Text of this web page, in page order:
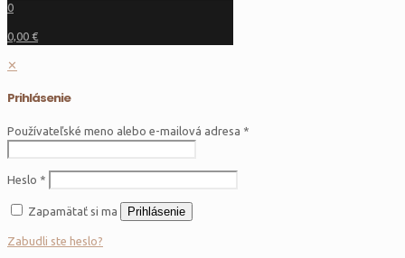
0
0,00 €
✕
Prihlásenie
Používateľské meno alebo e-mailová adresa *
Heslo *
Zapamätať si ma Prihlásenie
Zabudli ste heslo?